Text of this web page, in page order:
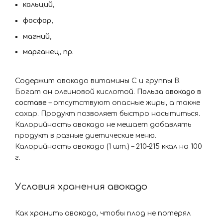
кальций,
фосфор,
магний,
марганец, пр.
Содержит авокадо витамины С и группы В.
Богат он олеиновой кислотой. Польза авокадо в
составе – отсутствуют опасные жиры, а также
сахар. Продукт позволяет быстро насытиться.
Калорийность авокадо не мешает добавлять
продукт в разные диетические меню.
Калорийность авокадо (1 шт.) – 210–215 ккал на 100
г.
Условия хранения авокадо
Как хранить авокадо, чтобы плод не потерял